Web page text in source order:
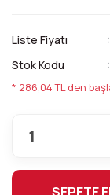
Liste Fiyatı
Stok Kodu
* 286,04 TL den